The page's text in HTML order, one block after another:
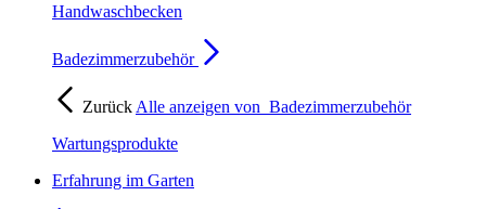
Handwaschbecken
Badezimmerzubehör
Zurück Alle anzeigen von Badezimmerzubehör
Wartungsprodukte
Erfahrung im Garten